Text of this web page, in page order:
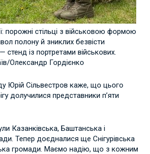
порожні стільці з військовою формою
полону й зниклих безвісти
стенд із портретами військових.
Олександр Гордієнко
Юрій Сільвестров каже, що цього
долучилися представники п’яти
Казанківська, Баштанська і
Тепер доєдналися ще Снігурівська
громади. Маємо надію, що з кожним